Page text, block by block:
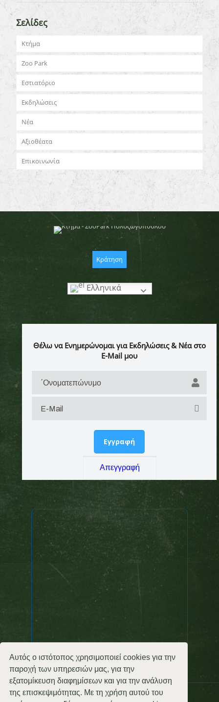
Αυτός ο ιστότοπος χρησιμοποιεί cookies για την
παροχή των υπηρεσιών μας, για την
εξατομίκευση διαφημίσεων και για την ανάλυση
της επισκεψιμότητας. Με τη χρήση αυτού του
Σελίδες
Κτήμα
Zoo Park
Εστιατόριο
Εκδηλώσεις
Νέα
Αξιοθέατα
Επικοινωνία
Κράτηση
Ελληνικά
Θέλω να Ενημερώνομαι για Εκδηλώσεις & Νέα στο
E-Mail μου